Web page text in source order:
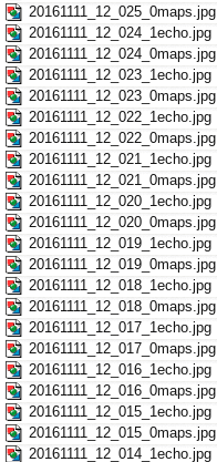
20161111_12_025_0maps.jpg
20161111_12_024_1echo.jpg
20161111_12_024_0maps.jpg
20161111_12_023_1echo.jpg
20161111_12_023_0maps.jpg
20161111_12_022_1echo.jpg
20161111_12_022_0maps.jpg
20161111_12_021_1echo.jpg
20161111_12_021_0maps.jpg
20161111_12_020_1echo.jpg
20161111_12_020_0maps.jpg
20161111_12_019_1echo.jpg
20161111_12_019_0maps.jpg
20161111_12_018_1echo.jpg
20161111_12_018_0maps.jpg
20161111_12_017_1echo.jpg
20161111_12_017_0maps.jpg
20161111_12_016_1echo.jpg
20161111_12_016_0maps.jpg
20161111_12_015_1echo.jpg
20161111_12_015_0maps.jpg
20161111_12_014_1echo.jpg